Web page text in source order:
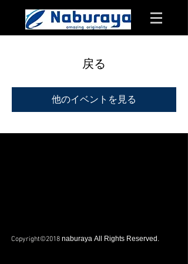
戻る
他のイベントを見る
Copyright©2018 naburaya All Rights Reserved.